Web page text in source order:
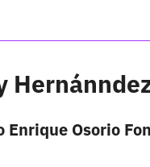
Osorio